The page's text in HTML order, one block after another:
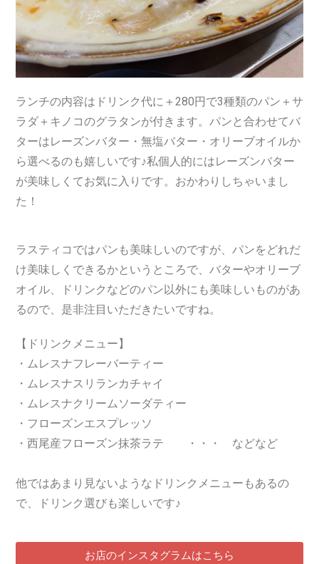
ランチの内容はドリンク代に＋280円で3種類のパン＋サ
ラダ＋キノコのグラタンが付きます。パンと合わせてバ
ターはレーズンバター・無塩バター・オリーブオイルか
ら選べるのも嬉しいです♪私個人的にはレーズンバター
が美味しくてお気に入りです。おかわりしちゃいまし
た！
ラスティコではパンも美味しいのですが、パンをどれだ
け美味しくできるかというところで、バターやオリーブ
オイル、ドリンクなどのパン以外にも美味しいものがあ
るので、是非注目いただきたいですね。
【ドリンクメニュー】
・ムレスナフレーバーティー
・ムレスナスリランカチャイ
・ムレスナクリームソーダティー
・フローズンエスプレッソ
・西尾産フローズン抹茶ラテ ・・・ などなど
他ではあまり見ないようなドリンクメニューもあるの
で、ドリンク選びも楽しいです♪
お店のインスタグラムはこちら